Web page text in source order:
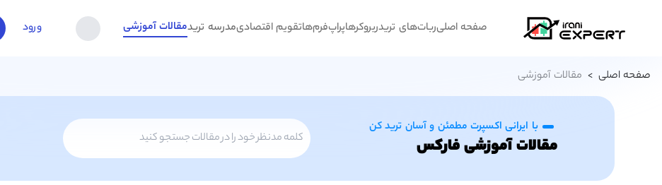
صفحه اصلیربات‌های تریدربروکرهاپراپ‌فرم‌هاتقویم اقتصادیمدرسه تریدمقالات آموزشی ورود
صفحه اصلی > مقالات آموزشی
با ایرانی اکسپرت مطمئن و آسان ترید کن
مقالات آموزشی فارکس